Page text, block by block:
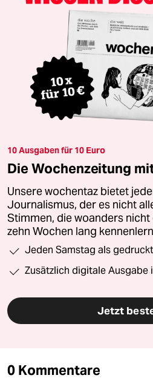
10 Ausgaben für 10 Euro
Die Wochenzeitung
Unsere wochentaz bietet
Journalismus, der es nicht
Stimmen, die woanders
zehn Wochen lang
Jeden Samstag als
Zusätzlich digitale Ausgabe
Jetzt
0 Kommentare